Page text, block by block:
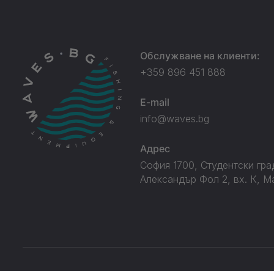
Обслужване на клиенти:
+359 896 451 888
E-mail
info@waves.bg
Адрес
София 1700, Студентски
Александър Фол 2, вх. К,
© Waves.bg 2026. Всички права запазени.